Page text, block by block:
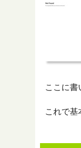
ここに書
これで基